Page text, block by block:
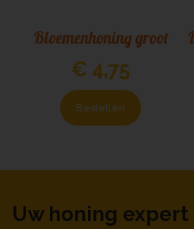
Bloemenhoning groot
€ 4,75
Bestellen
Uw honing expert